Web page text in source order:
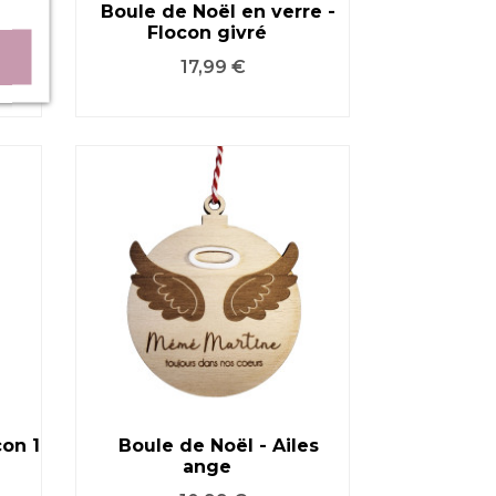
-
Boule de Noël en verre -
Flocon givré
Prix
17,99 €
VOIR LE PRODUIT
1
Boule de Noël - Ailes
ange
VOIR LE PRODUIT